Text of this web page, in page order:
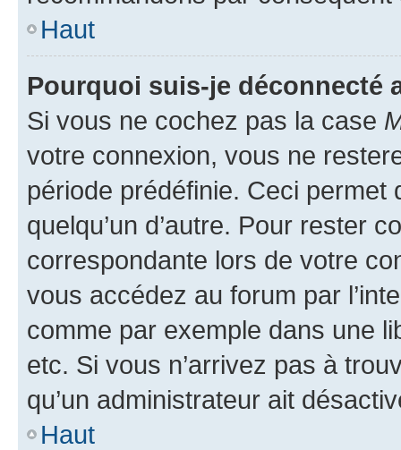
Haut
Pourquoi suis-je déconnecté
Si vous ne cochez pas la case
votre connexion, vous ne
période prédéfinie. Ceci permet
quelqu’un d’autre. Pour rester
correspondante lors de votre
vous accédez au forum par
comme par exemple dans une
etc. Si vous n’arrivez pas à
qu’un administrateur ait
Haut